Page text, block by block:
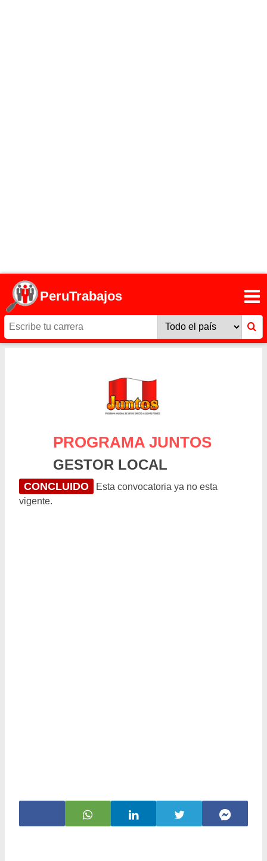
PeruTrabajos
PROGRAMA JUNTOS
GESTOR LOCAL
CONCLUIDO
Esta convocatoria ya no esta
vigente.